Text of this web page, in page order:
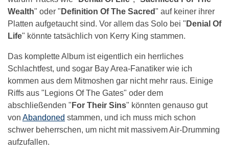
Wealth" oder " Definition Of The Sacred" auf keiner ihrer
Platten aufgetaucht sind. Vor allem das Solo bei " Denial Of
Life" könnte tatsächlich von Kerry King stammen.
Das komplette Album ist eigentlich ein herrliches
Schlachtfest, und sogar Bay Area-Fanatiker wie ich
kommen aus dem Mitmoshen gar nicht mehr raus. Einige
Riffs aus "Legions Of The Gates" oder dem
abschließenden " For Their Sins" könnten genauso gut
von Abandoned stammen, und ich muss mich schon
schwer beherrschen, um nicht mit massivem Air-Drumming
aufzufallen.